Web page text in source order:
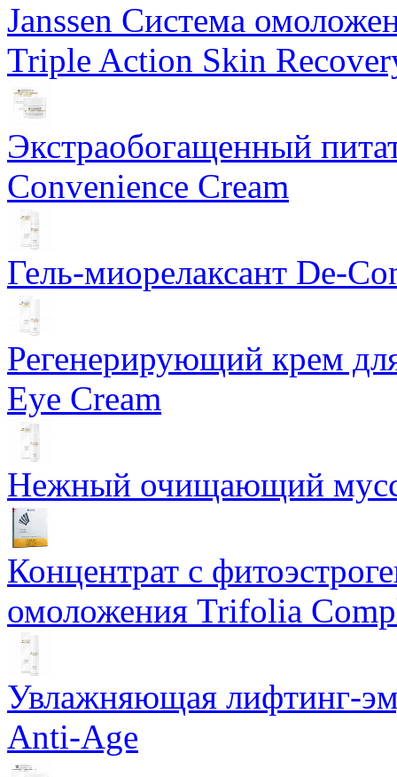
Janssen Система
Triple Action Skin
Экстраобогащенный
Convenience Cream
Гель-миорелаксант De-
Регенерирующий крем
Eye Cream
Нежный очищающий мусс
Концентрат с
омоложения Trifolia
Увлажняющая лифтинг-
Anti-Age